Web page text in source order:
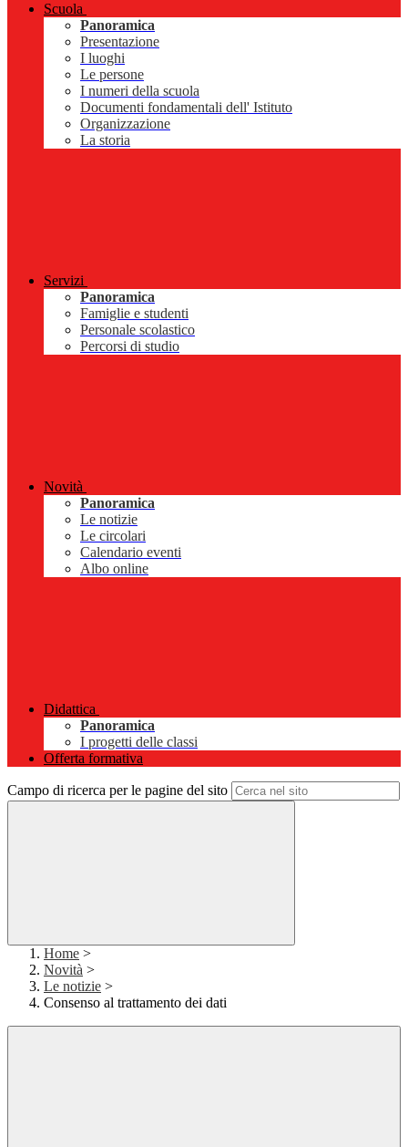
Scuola
Panoramica
Presentazione
I luoghi
Le persone
I numeri della scuola
Documenti fondamentali dell' Istituto
Organizzazione
La storia
Servizi
Panoramica
Famiglie e studenti
Personale scolastico
Percorsi di studio
Novità
Panoramica
Le notizie
Le circolari
Calendario eventi
Albo online
Didattica
Panoramica
I progetti delle classi
Offerta formativa
Campo di ricerca per le pagine del sito
Home >
Novità >
Le notizie >
Consenso al trattamento dei dati